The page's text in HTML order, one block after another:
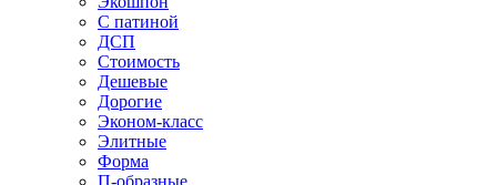
С патиной
ДСП
Стоимость
Дешевые
Дорогие
Эконом-класс
Элитные
Форма
П-образные